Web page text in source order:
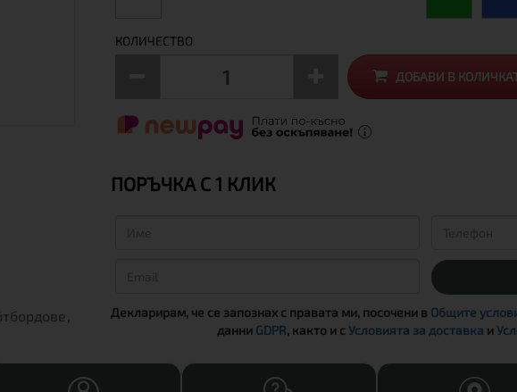
КОЛИЧЕСТВО
ДОБАВИ В
ПОРЪЧКА С 1 КЛИК
Декларирам, че се запознах с правата ми, посочени в Общите
данни GDPR, както и сУсловията за доставка и